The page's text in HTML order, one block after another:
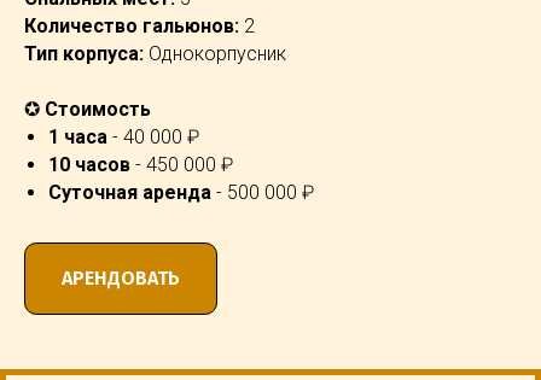
Количество гальюнов: 2
Тип корпуса: Однокорпусник
✪ Стоимость
1 часа - 40 000 ₽
10 часов - 450 000 ₽
Суточная аренда - 500 000 ₽
АРЕНДОВАТЬ